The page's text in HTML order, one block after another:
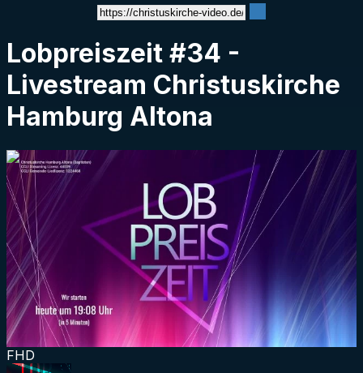
Lobpreiszeit #34 -
Livestream Christuskirche
Hamburg Altona
1:41:11
FHD